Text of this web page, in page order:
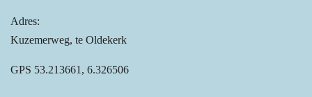
Adres:
Kuzemerweg, te Oldekerk
GPS 53.213661, 6.326506